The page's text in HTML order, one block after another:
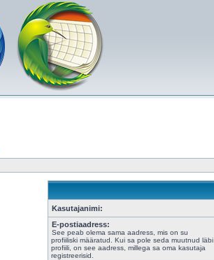
Kasutajanimi:
E-postiaadress:
See peab olema sama aadress, mis on su
profiiliski määratud. Kui sa pole seda muutnud läbi
profiili, on see aadress, millega sa oma kasutaja
registreerisid.